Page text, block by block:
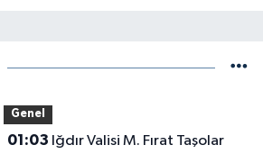
Genel
01:03